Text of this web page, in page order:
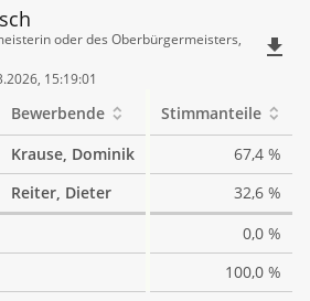
oder des Oberbürgermeisters,
15:19:01
file_download
Bewerbende
Stimmanteile
Krause, Dominik
67,4 %
Reiter, Dieter
32,6 %
0,0 %
100,0 %